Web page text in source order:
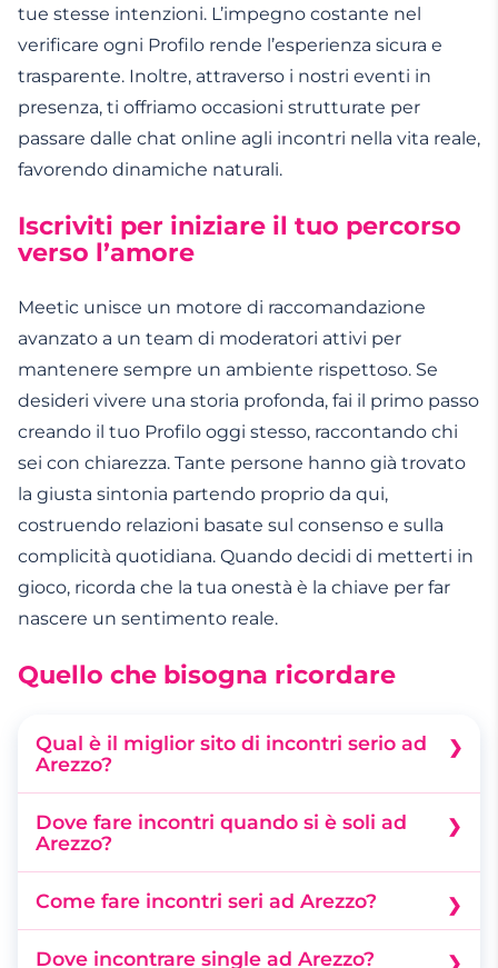
tue stesse intenzioni. L’impegno costante nel
verificare ogni Profilo rende l’esperienza sicura e
trasparente. Inoltre, attraverso i nostri eventi in
presenza, ti offriamo occasioni strutturate per
passare dalle chat online agli incontri nella vita reale,
favorendo dinamiche naturali.
Iscriviti per iniziare il tuo percorso
verso l’amore
Meetic unisce un motore di raccomandazione
avanzato a un team di moderatori attivi per
mantenere sempre un ambiente rispettoso. Se
desideri vivere una storia profonda, fai il primo passo
creando il tuo Profilo oggi stesso, raccontando chi
sei con chiarezza. Tante persone hanno già trovato
la giusta sintonia partendo proprio da qui,
costruendo relazioni basate sul consenso e sulla
complicità quotidiana. Quando decidi di metterti in
gioco, ricorda che la tua onestà è la chiave per far
nascere un sentimento reale.
Quello che bisogna ricordare
Qual è il miglior sito di incontri serio ad
Arezzo?
sicuro e curato. È l'ideale per le persone che
desiderano costruire relazioni stabili,
partecipando anche a eventi esclusivi per
conoscere i propri preferiti nella vita reale.
Dove fare incontri quando si è soli ad
Arezzo?
l'interazione dal vivo. Corso Italia e il centro
Come fare incontri seri ad Arezzo?
Dove incontrare single ad Arezzo?